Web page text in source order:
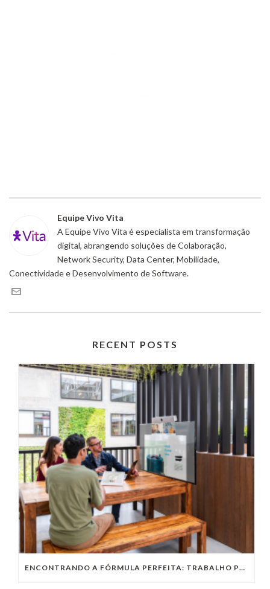
Equipe Vivo Vita
A Equipe Vivo Vita é especialista em transformação
digital, abrangendo soluções de Colaboração,
Network Security, Data Center, Mobilidade,
Conectividade e Desenvolvimento de Software.
RECENT POSTS
ENCONTRANDO A FÓRMULA PERFEITA: TRABALHO PRESENCIAL, HOME OFFICE OU TRABALHO HÍBRIDO?